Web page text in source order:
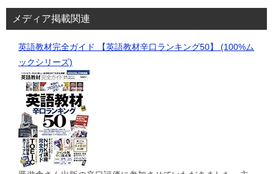
メディア掲載関連
英語教材完全ガイド 【英語教材辛口ランキング50】 (100%ム
ックシリーズ)